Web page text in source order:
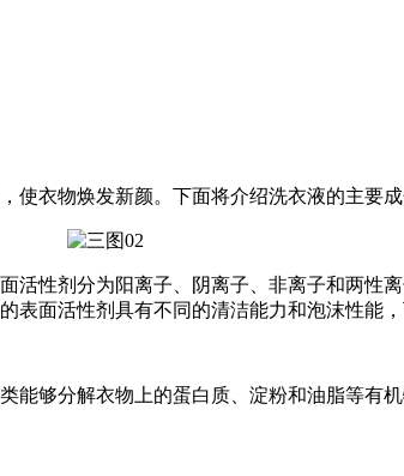
物焕发新颜。下面将介绍洗衣液的主要成
性剂分为阳离子、阴离子、非离子和两性
面活性剂具有不同的清洁能力和泡沫性能
够分解衣物上的蛋白质、淀粉和油脂等有